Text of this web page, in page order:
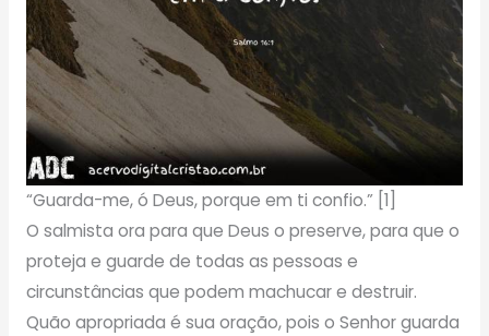
“Guarda-me, ó Deus, porque em ti confio.” [1]
O salmista ora para que Deus o preserve, para que o
proteja e guarde de todas as pessoas e
circunstâncias que podem machucar e destruir.
Quão apropriada é sua oração, pois o Senhor guarda